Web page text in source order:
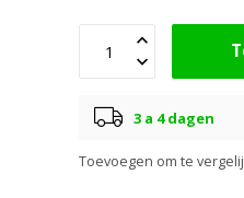
3 a 4 dagen
Toevoegen om te